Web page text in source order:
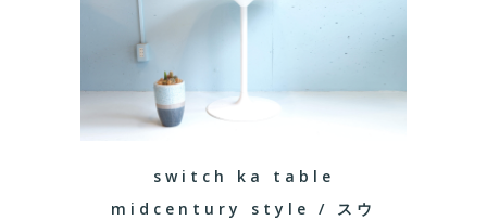
switch ka table
midcentury style / スウ